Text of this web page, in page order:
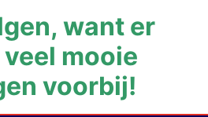
want er
mooie
voorbij!